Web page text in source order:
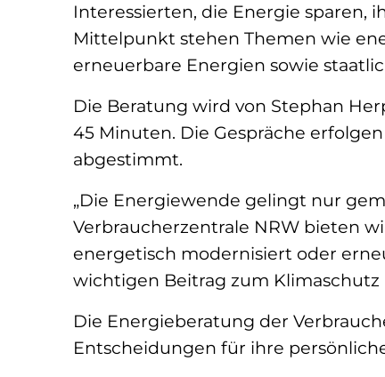
Interessierten, die Energie sparen,
Mittelpunkt stehen Themen wie
erneuerbare Energien sowie
Die Beratung wird von Stephan
45 Minuten. Die Gespräche
abgestimmt.
„Die Energiewende gelingt nur
Verbraucherzentrale NRW bieten
energetisch modernisiert oder
wichtigen Beitrag zum Klimaschutz
Die Energieberatung der
Entscheidungen für ihre